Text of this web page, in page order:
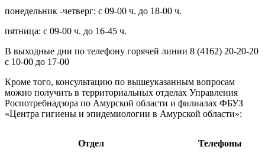
понедельник -четверг: с 09-00 ч. до 18-00 ч.
пятница: с 09-00 ч. до 16-45 ч.
В выходные дни по телефону горячей линии 8 (4162) 20-20-20
с 10-00 до 17-00
Кроме того, консультацию по вышеуказанным вопросам
можно получить в территориальных отделах Управления
Роспотребнадзора по Амурской области и филиалах ФБУЗ
«Центра гигиены и эпидемиологии в Амурской области»:
Отдел Телефоны